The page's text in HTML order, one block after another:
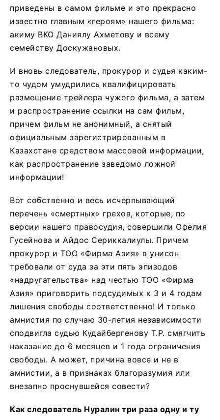
приведены в самом фильме и это прекрасно
известно главным «героям» нашего фильма:
акиму ВКО Даниялу Ахметову и всему
семейству Доскужановых.
И вновь следователь, прокурор и судья каким-
то чудом умудрились квалифицировать
размещение трейлера чужого фильма, а затем
и распространение ссылки на сам фильм,
причем фильм не анонимный, а снятый
официальным зарегистрированным в
Казахстане средством массовой информации,
как распространение заведомо ложной
информации!
Вот собственно и весь исчерпывающий
перечень «смертных» грехов, которые, по
версии нашего правосудия, совершили Офелия
Гусейнова и Айдос Сериккалиулы. Причем
прокурор и ТОО «Фирма Азия» в унисон
требовали от суда за эти пять эпизодов
«надругательства» над честью ТОО «Фирма
Азия» приговорить подсудимых к 3 и 4 годам
лишения свободы соответственно! И только
амнистия по случаю 30-летия независимости
сподвигла судью Кудайбергенову Т.Р. смягчить
наказание до 6 месяцев и 1 года ограничения
свободы. А может, причина вовсе и не в
амнистии, а в признаках благоразумия или
внезапно проснувшейся совести?
Как следователь Нуралин три раза одну и ту